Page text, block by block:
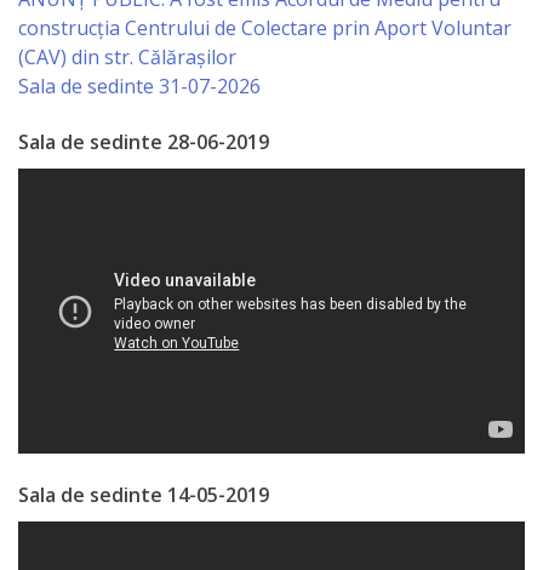
Publicul
Specialist
Construcţii,
şi
Drumuri
în
Problemele
Antreprenoriat,
construcția Centrului de Colectare prin Aport Voluntar
(CAV) din str. Călărașilor
Sala de sedinte 31-07-2026
Sala de sedinte 28-06-2019
Sala de sedinte 14-05-2019